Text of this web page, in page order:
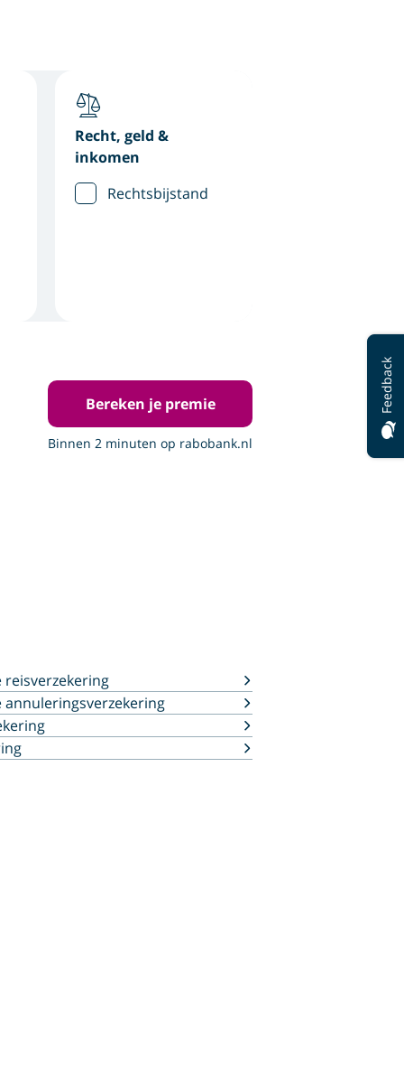
Recht, geld &
inkomen
Rechtsbijstand
Bereken je premie
Binnen 2 minuten op rabobank.nl
Feedback